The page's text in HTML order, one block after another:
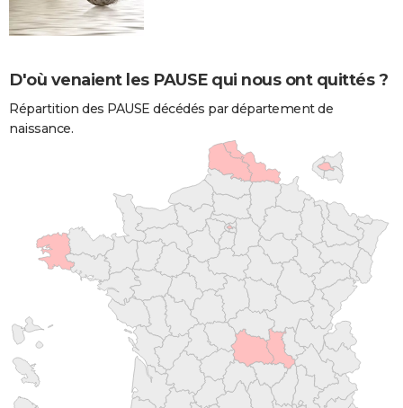
D'où venaient les PAUSE qui nous ont quittés ?
Répartition des PAUSE décédés par département de
naissance.